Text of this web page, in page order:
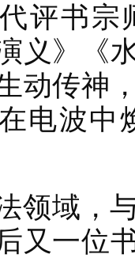
评书宗
演义》《
动传神
电波中
领域，
又一位